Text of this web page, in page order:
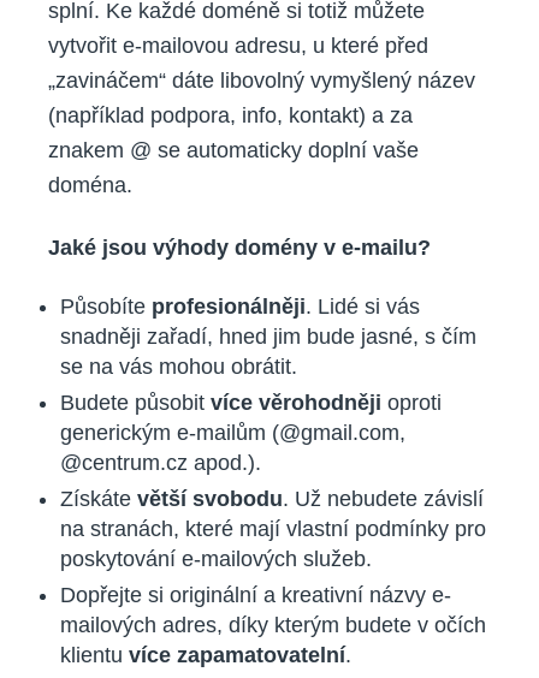
splní. Ke každé doméně si totiž můžete
vytvořit e-mailovou adresu, u které před
„zavináčem“ dáte libovolný vymyšlený název
(například podpora, info, kontakt) a za
znakem @ se automaticky doplní vaše
doména.
Jaké jsou výhody domény v e-mailu?
Působíte profesionálněji. Lidé si vás
snadněji zařadí, hned jim bude jasné, s čím
se na vás mohou obrátit.
Budete působit více věrohodněji oproti
generickým e-mailům (@gmail.com,
@centrum.cz apod.).
Získáte větší svobodu. Už nebudete závislí
na stranách, které mají vlastní podmínky pro
poskytování e-mailových služeb.
Dopřejte si originální a kreativní názvy e-
mailových adres, díky kterým budete v očích
klientu více zapamatovatelní.